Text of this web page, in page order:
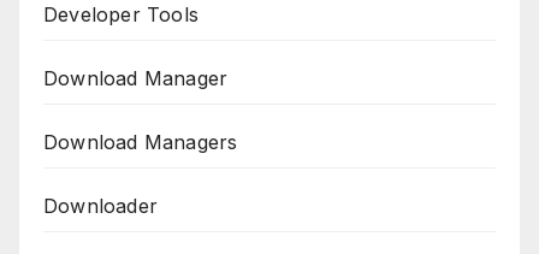
Developer Tools
Download Manager
Download Managers
Downloader